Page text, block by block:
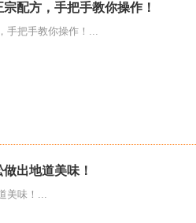
配方，手把手教你操作！
手把手教你操作！...
出地道美味！
美味！...